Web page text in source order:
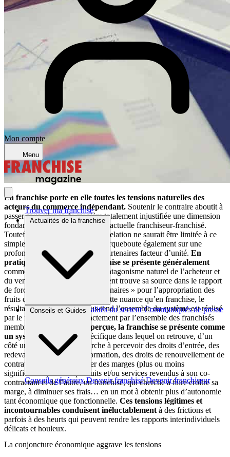
Mon compte
Menu
Trouver ma franchise
Actualités de la franchise
Brèves et actus Actualités du secteur Communiqués de presse
Conseils et Guides
Conseils généraux Devenir franchisé Devenir franchiseur
La franchise porte en elle toutes les tensions naturelles des
acteurs du commerce indépendant. Soutenir le contraire aboutit à
passer sous silence de manière totalement injustifiée une dimension
fondamentale de la relation contractuelle franchiseur-franchisé.
Toutefois, la spécificité de cette relation ne saurait être limitée à ce
simple rapport de force, mais s’arqueboute également sur une
profonde interdépendance des partenaires facteur d’unité. En
pratique, l’univers de la franchise se présente généralement
comme le lieu où se retrouve l’antagonisme naturel de l’acheteur et
du vendeur. Cet antagonisme latent trouve sa source dans le rapport
de force existant entre les « partenaires » pour l’appropriation des
fruits de leur commerce. Avec cette nuance qu’en franchise, le
résultat économique qui sous-tend l’ensemble du système est réalisé
par le franchisé ou plus exactement par l’ensemble des franchisés
membres du réseau.
Ainsi perçue, la franchise se présente comme
un système relationnel
spécifique dans lequel on retrouve, d’un
côté un franchiseur qui cherche à percevoir des droits d’entrée, des
redevances, des droits de formation, des droits de renouvellement de
contrat,… et même à réaliser des marges (plus ou moins
significatives) sur des produits et/ou services revendus à son co-
contractant et de l’autre, un franchisé, qui cherche à faire croître sa
marge, à diminuer ses frais… en un mot à obtenir plus d’autonomie
tant économique que fonctionnelle. Ces tensions légitimes et
incontournables conduisent inéluctablement à des frictions et
parfois à des heurts qui peuvent rendre les rapports interindividuels
délicats et houleux.
La conjoncture économique aggrave les tensions